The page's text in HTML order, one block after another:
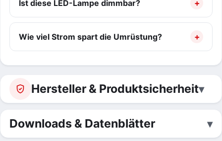
Ist diese LED-Lampe dimmbar?
Wie viel Strom spart die Umrüstung?
Hersteller & Produktsicherheit
Downloads & Datenblätter